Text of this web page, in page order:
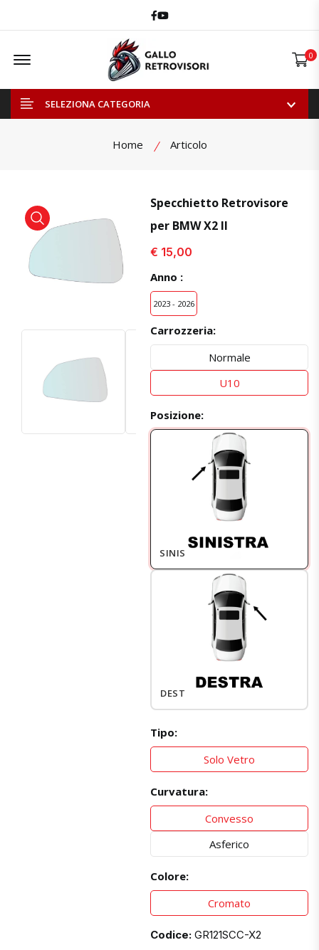
Facebook
Youtube
Offcanvas Menu Open 0
SELEZIONA CATEGORIA
Home Articolo
visualizza prodotto visualizza prodotto
Specchietto Retrovisore
per BMW X2 II
€ 15,00
Anno :
2023 - 2026
Carrozzeria:
Normale
U10
Posizione:
SINISTRO
DESTRO
Tipo:
Solo Vetro
Curvatura:
Convesso
Asferico
Colore:
Cromato
Codice: GR121SCC-X2